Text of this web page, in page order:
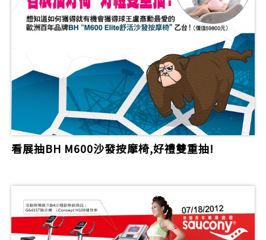
看展抽BH M600沙發按摩椅,好禮雙重抽!